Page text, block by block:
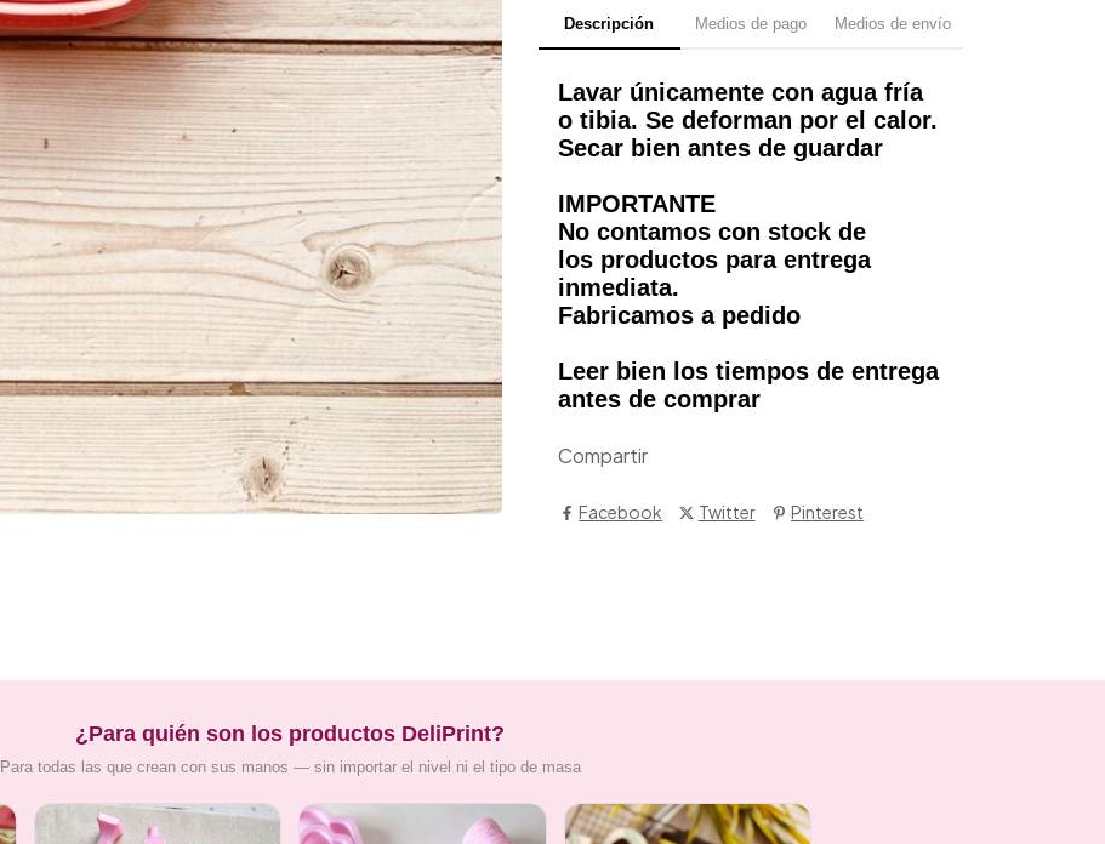
Descripción Medios de pago Medios de envío
Lavar únicamente con agua fría
o tibia. Se deforman por el calor.
Secar bien antes de guardar
IMPORTANTE
No contamos con stock de
los productos para entrega
inmediata.
Fabricamos a pedido
Leer bien los tiempos de entrega
antes de comprar
Compartir
Facebook Twitter Pinterest
¿Para quién son los productos DeliPrint?
Para todas las que crean con sus manos — sin importar el nivel ni el tipo de masa